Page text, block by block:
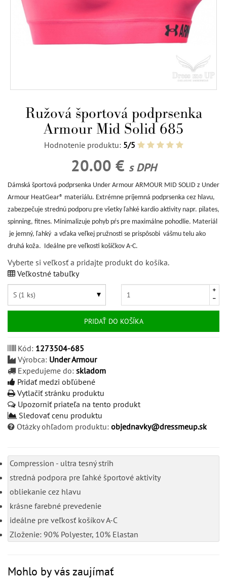
Ružová športová podprsenka
Armour Mid Solid 685
Hodnotenie produktu: 5/5
20.00 € s DPH
Dámská športová podprsenka Under Armour ARMOUR MID SOLID z Under
Armour HeatGear® materiálu. Extrémne príjemná podprsenka cez hlavu,
zabezpečuje strednú podporu pre všetky ľahké kardio aktivity napr. pilates,
spinning, fitnes. Minimalizuje pohyb pŕs pre maximálne pohodlie. Materiál
je jemný, ľahký a vďaka veľkej pružnosti se prispôsobi vášmu telu ako
druhá koža. Ideálne pre veľkosti košíčkov A-C.
Vyberte si veľkosť a pridajte produkt do košíka.
Veľkostné tabuľky
PRIDAŤ DO KOŠÍKA
Kód: 1273504-685
Výrobca: Under Armour
Expedujeme do: skladom
Pridať medzi obľúbené
Vytlačiť stránku produktu
Upozorniť priateľa na tento produkt
Sledovať cenu produktu
Otázky ohľadom produktu: objednavky@dressmeup.sk
Compression - ultra tesný strih
stredná podpora pre ľahké športové aktivity
obliekanie cez hlavu
krásne farebné prevedenie
ideálne pre veľkosť košíkov A-C
Zloženie: 90% Polyester, 10% Elastan
Mohlo by vás zaujímať